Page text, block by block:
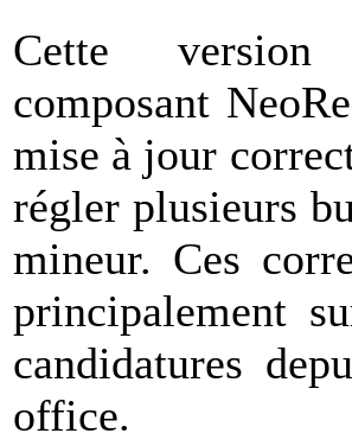
Cette
composant
mise à jour
régler plusieurs
mineur. Ces
principalement
candidatures
office.